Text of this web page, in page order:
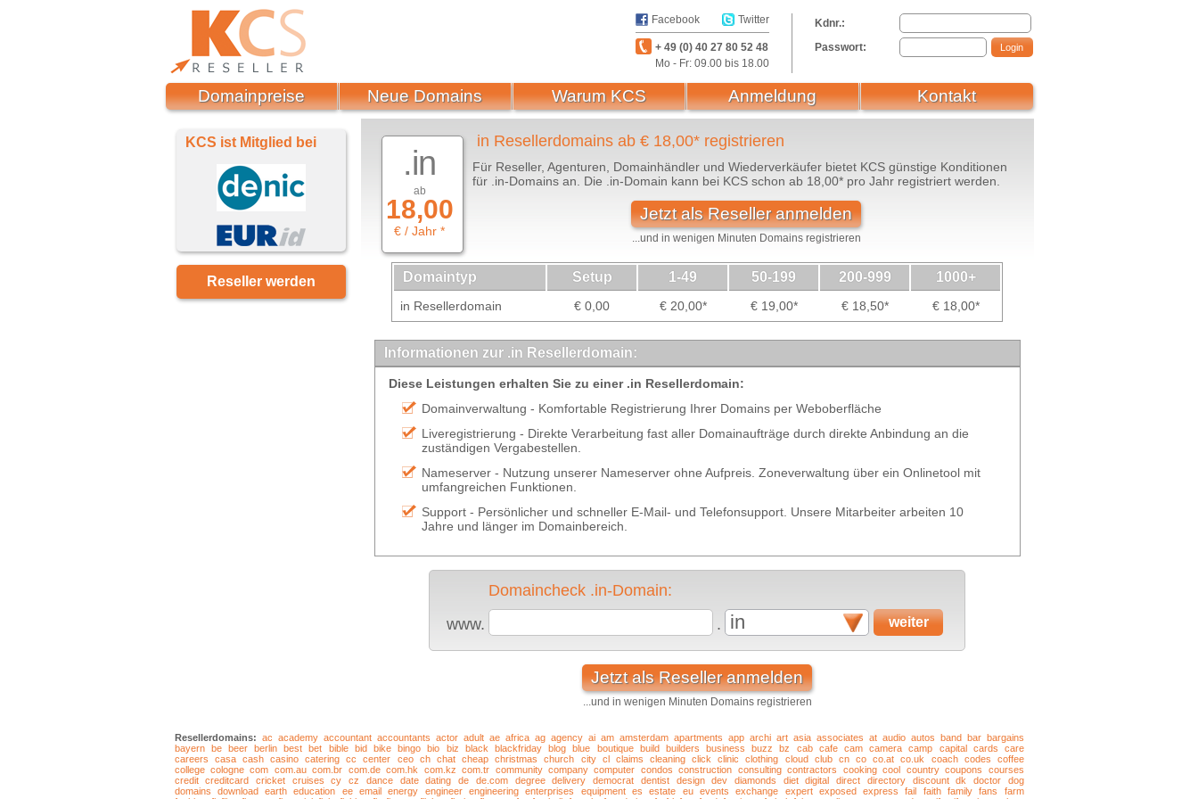
Facebook Twitter
+ 49 (0) 40 27 80 52 48
Mo - Fr: 09.00 bis 18.00
Kdnr.:
Passwort:
.in
ab
18,00
€ / Jahr *
in Resellerdomains ab € 18,00* registrieren
Für Reseller, Agenturen, Domainhändler und Wiederverkäufer bietet KCS günstige Konditionen
für .in-Domains an. Die .in-Domain kann bei KCS schon ab 18,00* pro Jahr registriert werden.
Jetzt als Reseller anmelden
...und in wenigen Minuten Domains registrieren
Domaintyp Setup 1-49 50-199 200-999 1000+
in Resellerdomain € 0,00 € 20,00* € 19,00* € 18,50* € 18,00*
Informationen zur .in Resellerdomain:
Diese Leistungen erhalten Sie zu einer .in Resellerdomain:
Domainverwaltung - Komfortable Registrierung Ihrer Domains per Weboberfläche
Liveregistrierung - Direkte Verarbeitung fast aller Domainaufträge durch direkte Anbindung an die
zuständigen Vergabestellen.
Nameserver - Nutzung unserer Nameserver ohne Aufpreis. Zoneverwaltung über ein Onlinetool mit
umfangreichen Funktionen.
Support - Persönlicher und schneller E-Mail- und Telefonsupport. Unsere Mitarbeiter arbeiten 10
Jahre und länger im Domainbereich.
Domaincheck .in-Domain:
www.
. in
Jetzt als Reseller anmelden
...und in wenigen Minuten Domains registrieren
KCS ist Mitglied bei
Reseller werden
Resellerdomains: ac academy accountant accountants actor adult ae africa ag agency ai am amsterdam apartments app archi art asia associates at audio autos band bar bargains
bayern
be beer berlin best bet bible bid bike bingo bio biz black blackfriday blog blue boutique build builders business buzz bz cab cafe cam camera camp capital cards
care
careers
casa cash casino catering cc center ceo ch chat cheap christmas church city cl claims cleaning click clinic clothing cloud club cn co co.at co.uk coach codes
coffee
college cologne com com.au com.br com.de com.hk com.kz com.tr community company computer condos construction consulting contractors cooking cool country coupons
courses
credit
creditcard cricket cruises cy cz dance date dating de de.com degree delivery democrat dentist design dev diamonds diet digital direct directory discount dk doctor
dog
domains
download earth education ee email energy engineer engineering enterprises equipment es estate eu events exchange expert exposed express fail faith family fans
farm
Domainpreise Neue Domains Warum KCS Anmeldung Kontakt